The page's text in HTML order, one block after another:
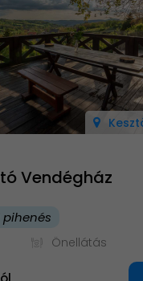
Vendégház
pihenés
Önellátás